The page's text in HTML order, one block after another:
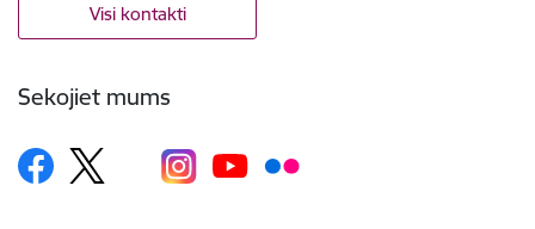
Visi kontakti
Sekojiet mums